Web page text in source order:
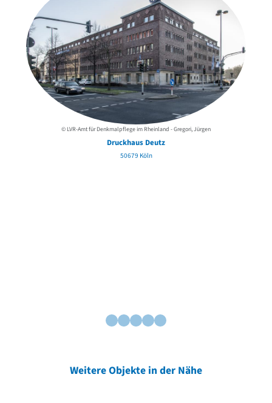
© LVR-Amt für Denkmalpflege im Rheinland - Gregori, Jürgen
Druckhaus Deutz
50679 Köln
Weitere Objekte in der Nähe